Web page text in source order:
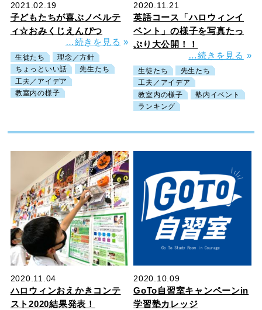
2021.02.19
子どもたちが喜ぶノベルテ
ィ☆おみくじえんぴつ
…続きを見る »
生徒たち
理念／方針
ちょっといい話
先生たち
工夫／アイデア
教室内の様子
2020.11.21
英語コース「ハロウィンイ
ベント」の様子を写真たっ
ぷり大公開！！
…続きを見る »
生徒たち
先生たち
工夫／アイデア
教室内の様子
塾内イベント
ランキング
2020.11.04
ハロウィンおえかきコンテ
スト2020結果発表！
2020.10.09
GoTo自習室キャンペーンin
学習塾カレッジ